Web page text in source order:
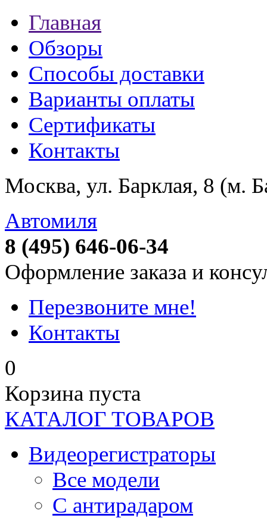
Главная
Обзоры
Способы доставки
Варианты оплаты
Сертификаты
Контакты
Москва, ул. Барклая, 8 (м.
Автомиля
8 (495) 646-06-34
Оформление заказа и
Перезвоните мне!
Контакты
0
Корзина пуста
КАТАЛОГ ТОВАРОВ
Видеорегистраторы
Все модели
C антирадаром